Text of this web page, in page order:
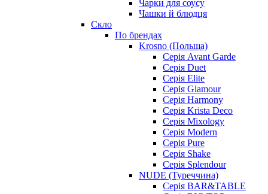
Чарки для соусу
Чашки й блюдця
Скло
По брендах
Krosno (Польща)
Серія Avant Garde
Серія Duet
Серія Elite
Серія Glamour
Серія Harmony
Серія Krista Deco
Серія Mixology
Серія Modern
Серія Pure
Серія Shake
Серія Splendour
NUDE (Туреччина)
Серія BAR&TABLE